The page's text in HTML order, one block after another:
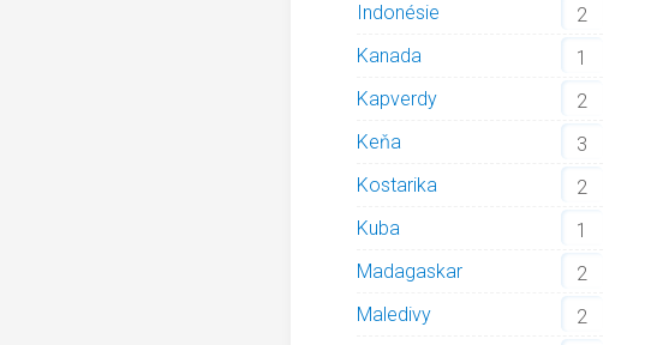
Indonésie
2
Kanada
1
Kapverdy
2
Keňa
3
Kostarika
2
Kuba
1
Madagaskar
2
Maledivy
2